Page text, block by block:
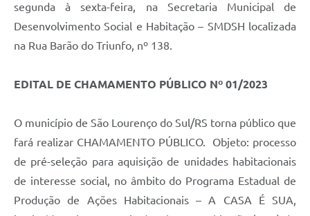
segunda à sexta-feira, na Secretaria Municipal de
Desenvolvimento Social e Habitação – SMDSH localizada
na Rua Barão do Triunfo, nº 138.
EDITAL DE CHAMAMENTO PÚBLICO Nº 01/2023
O município de São Lourenço do Sul/RS torna público que
fará realizar CHAMAMENTO PÚBLICO. Objeto: processo
de pré-seleção para aquisição de unidades habitacionais
de interesse social, no âmbito do Programa Estadual de
Produção de Ações Habitacionais – A CASA É SUA,